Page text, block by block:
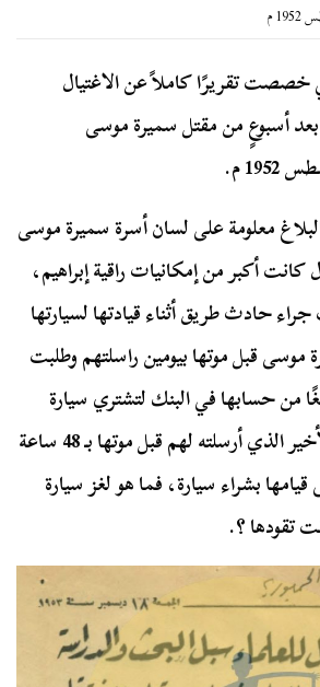
خصصت تقريرًا كاملاً عن الاغتيال
أسبوعٍ من مقتل سميرة موسى
معلومة على لسان أسرة سميرة موسى
كانت أكبر من إمكانيات راقية إبراهيم،
جراء حادث طريق أثناء قيادتها لسيارتها
موسى قبل موتها بيومين راسلتهم وطلبت
من حسابها في البنك لتشتري سيارة
كذلك فإن خطابها الأخير الذي أرسلته لهم قبل موتها بـ 48 ساعة
بشراء سيارة، فما هو لغز سيارة
تقودها ؟.